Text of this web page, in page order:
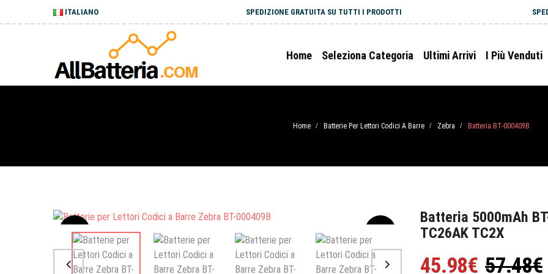
ITALIANO SPEDIZIONE GRATUITA SU TUTTI I PRODOTTI
Home Seleziona Categoria Ultimi Arrivi I Più Venduti
Home / Batterie Per Lettori Codici A Barre / Zebra / Batteria BT-000409B
Sale
Batteria 5000mAh
TC26AK TC2X
45.98€ 57.48€